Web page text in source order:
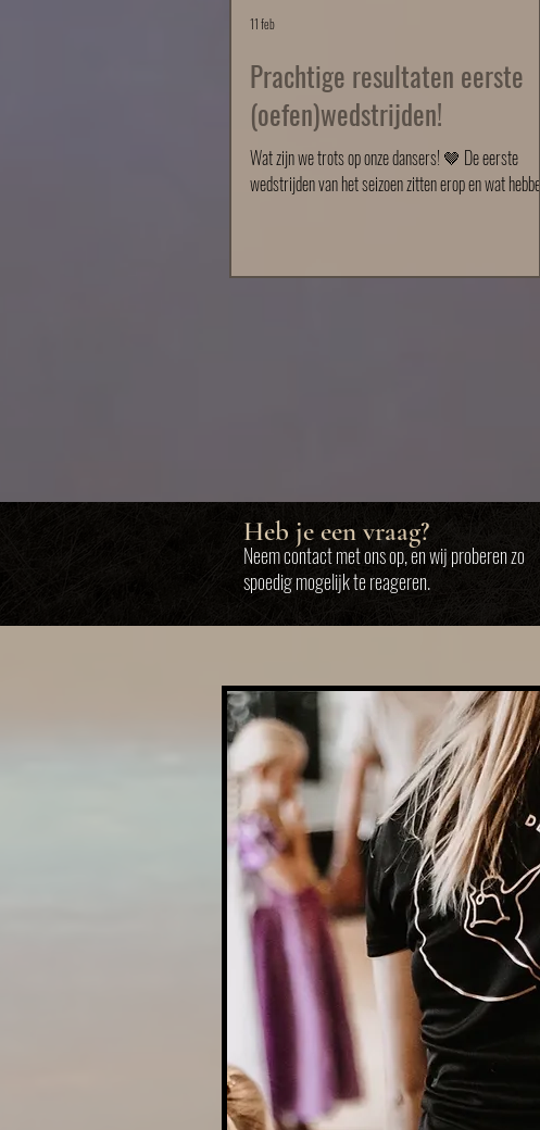
Prachtige resultaten eerste
(oefen)wedstrijden!
Wat zijn we trots op onze dansers! 🤎 De eerste
wedstrijden van het seizoen zitten erop en wat hebben
11 feb
Heb je een vraag?
Neem contact met ons op, en wij proberen zo
spoedig mogelijk te reageren.